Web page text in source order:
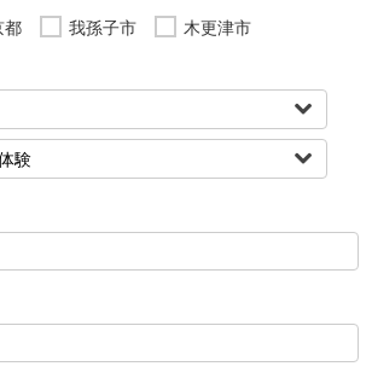
都 我孫子市 木更津市